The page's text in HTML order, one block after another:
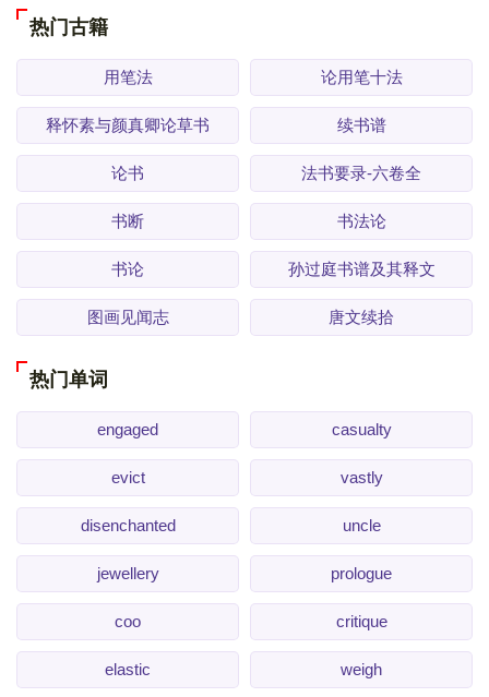
热门古籍
用笔法 论用笔十法
释怀素与颜真卿论草书 续书谱
论书 法书要录-六卷全
书断 书法论
书论 孙过庭书谱及其释文
图画见闻志 唐文续拾
热门单词
engaged casualty
evict vastly
disenchanted uncle
jewellery prologue
coo critique
elastic weigh